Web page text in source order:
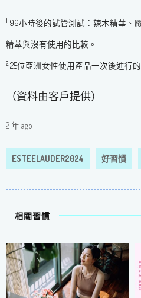
1 96小時後的試管測試：辣木精華、
精萃與沒有使用的比較。
225位亞洲女性使用產品一次後進行
（資料由客戶提供）
2 年 ago
ESTEELAUDER2024 好習慣
相關習慣